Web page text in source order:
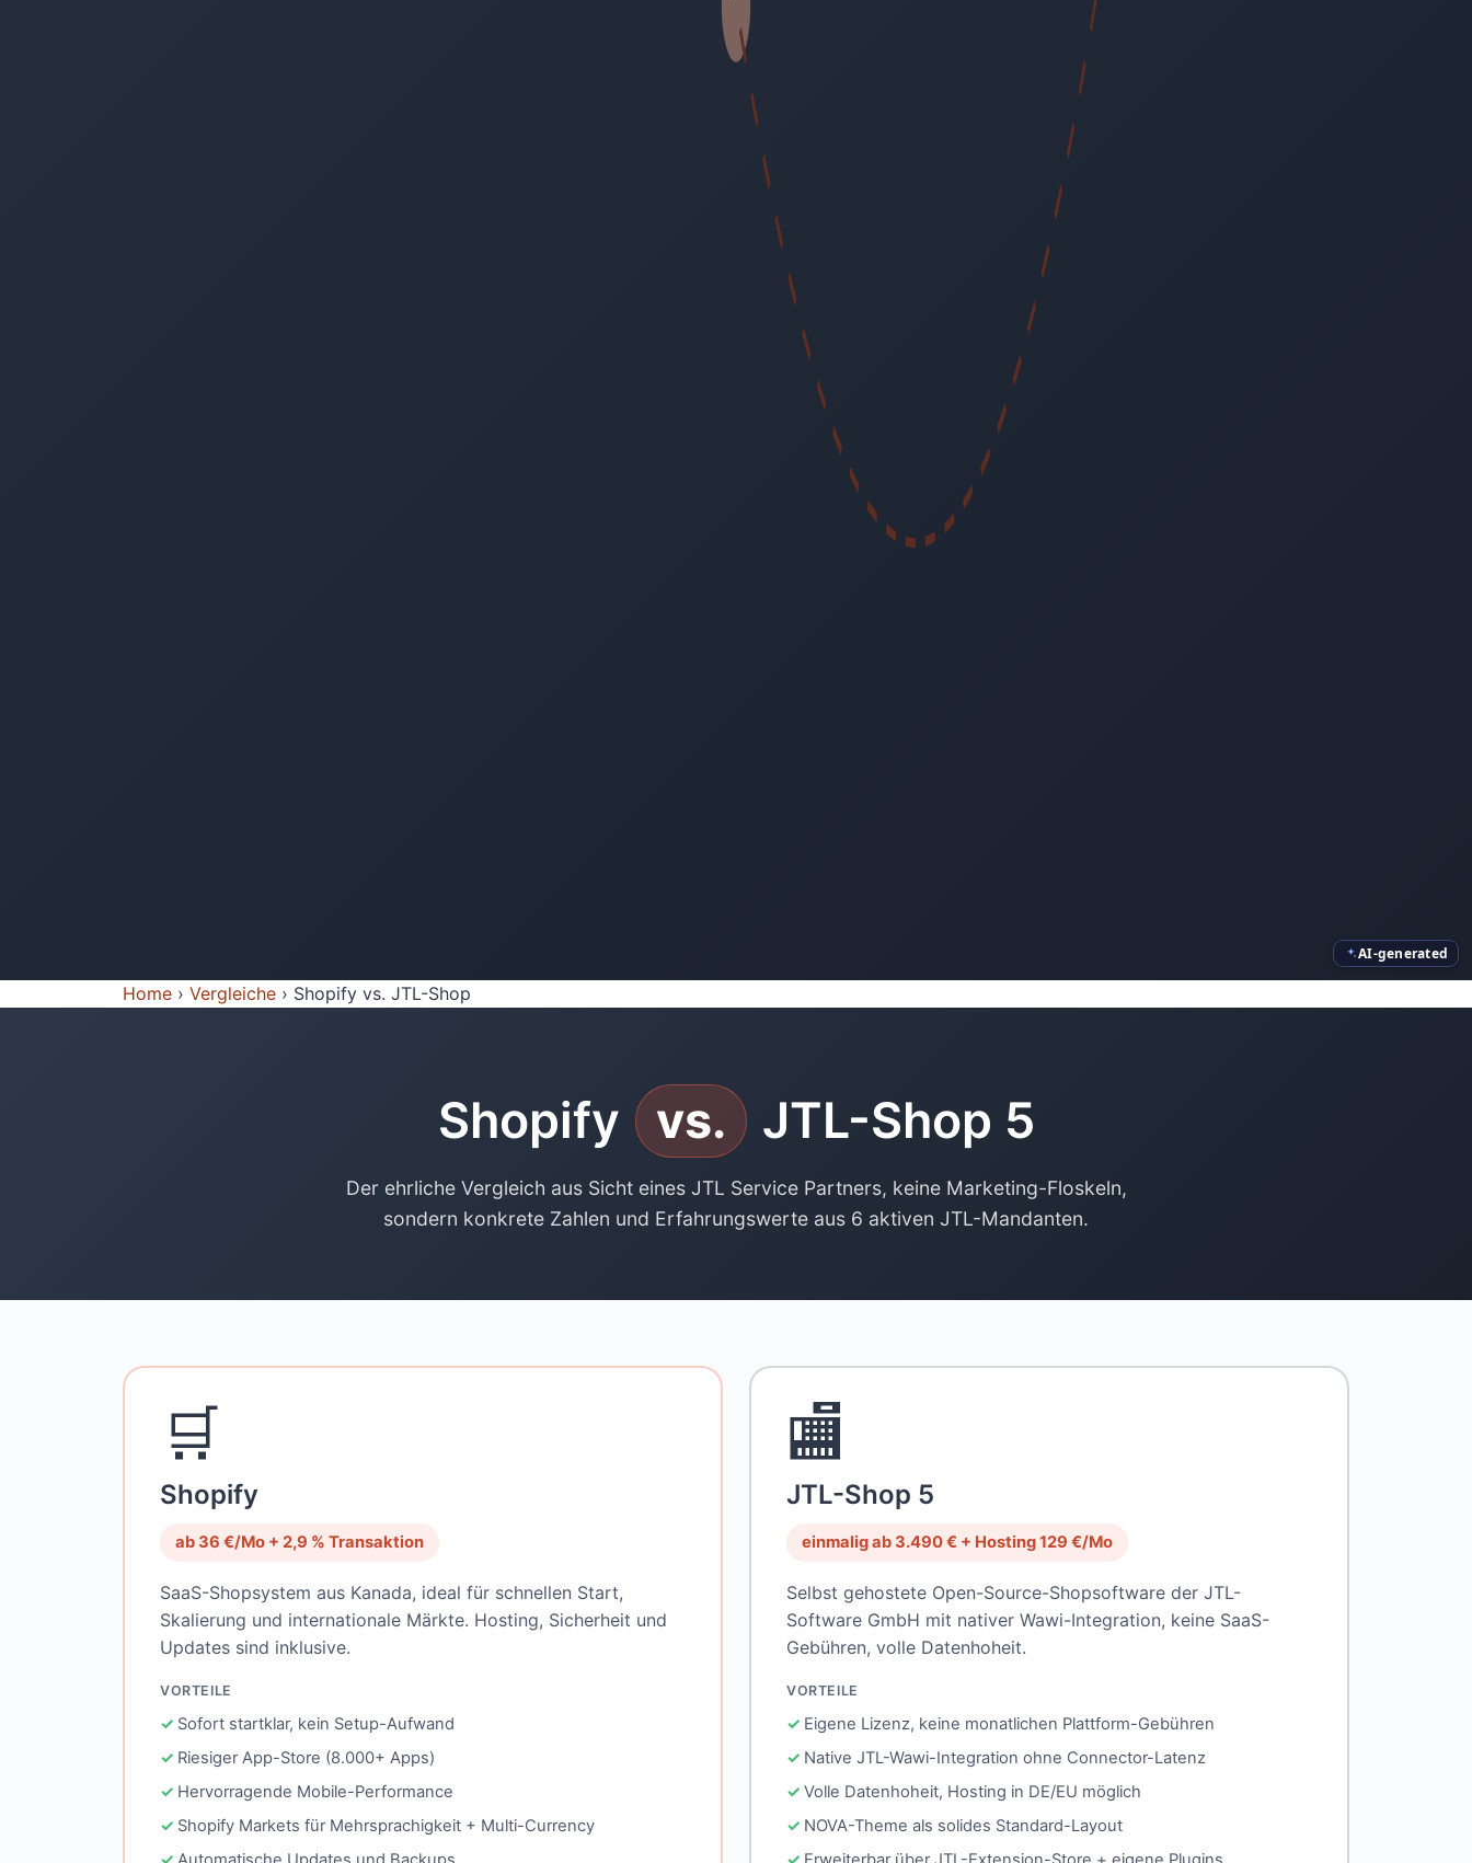
AI-generated
Home › Vergleiche › Shopify vs. JTL-Shop
Shopify vs. JTL-Shop 5
Der ehrliche Vergleich aus Sicht eines JTL Service Partners, keine Marketing-Floskeln,
sondern konkrete Zahlen und Erfahrungswerte aus 6 aktiven JTL-Mandanten.
🛒
Shopify
ab 36 €/Mo + 2,9 % Transaktion
SaaS-Shopsystem aus Kanada, ideal für schnellen Start,
Skalierung und internationale Märkte. Hosting, Sicherheit und
Updates sind inklusive.
VORTEILE
Sofort startklar, kein Setup-Aufwand
Riesiger App-Store (8.000+ Apps)
Hervorragende Mobile-Performance
Shopify Markets für Mehrsprachigkeit + Multi-Currency
🏬
JTL-Shop 5
einmalig ab 3.490 € + Hosting 129 €/Mo
Selbst gehostete Open-Source-Shopsoftware der JTL-
Software GmbH mit nativer Wawi-Integration, keine SaaS-
Gebühren, volle Datenhoheit.
VORTEILE
Eigene Lizenz, keine monatlichen Plattform-Gebühren
Native JTL-Wawi-Integration ohne Connector-Latenz
Volle Datenhoheit, Hosting in DE/EU möglich
NOVA-Theme als solides Standard-Layout